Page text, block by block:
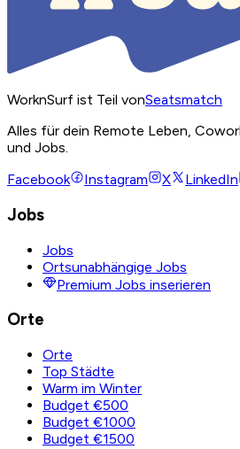
WorknSurf ist Teil vonSeatsmatch
Alles für dein Remote Leben,
und Jobs.
Facebook
Instagram X LinkedIn
Jobs
Jobs
Ortsunabhängige Jobs
Premium Jobs inserieren
Orte
Orte
Top Städte
Warm im Winter
Budget €500
Budget €1000
Budget €1500